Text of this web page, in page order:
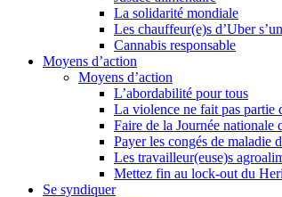
La solidarité mondiale
Les chauffeur(e)s d’Uber
Cannabis responsable
Moyens d’action
Moyens d’action
L’abordabilité pour tous
La violence ne fait pas partie
Faire de la Journée
Payer les congés de maladie
Les travailleur(euse)s
Mettez fin au lock-out du
Se syndiquer